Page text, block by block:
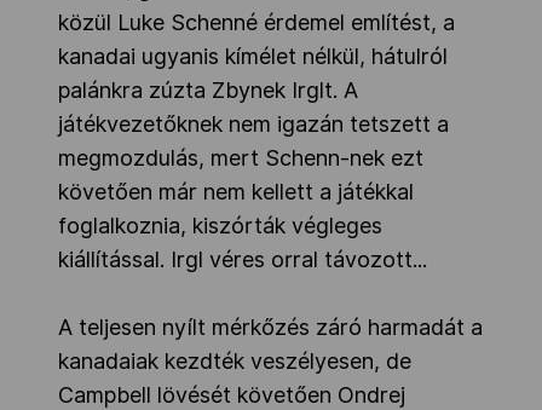
közül Luke Schenné érdemel említést, a
kanadai ugyanis kímélet nélkül, hátulról
palánkra zúzta Zbynek Irglt. A
játékvezetőknek nem igazán tetszett a
megmozdulás, mert Schenn-nek ezt
követően már nem kellett a játékkal
foglalkoznia, kiszórták végleges
kiállítással. Irgl véres orral távozott...
A teljesen nyílt mérkőzés záró harmadát a
kanadaiak kezdték veszélyesen, de
Campbell lövését követően Ondrej